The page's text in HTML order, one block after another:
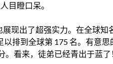
目瞪口呆。
现出了超强实力。在全球知
以排到全球第 175 名。有意
看来，徒弟已经青出于蓝了